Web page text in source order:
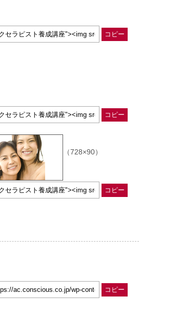
コピー
コピー
（728×90）
コピー
コピー